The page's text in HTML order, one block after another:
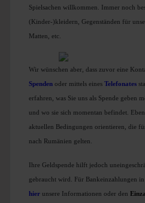
Spielsachen willkommen. Immer noch
(Kinder-)kleidern, Gegenständen für
Matten, etc.
Wir wünschen aber, dass zuvor eine
Spenden oder mittels eines Telefonates
erfahren, was Sie uns als Spende geben
und wo sie sich momentan befindet.
aktuellen Bedingungen orientieren, die
nach Rumänien gelten.
Ihre Geldspende hilft jedoch
gebraucht wird. Für Bankeinzahlungen
hier unsere Informationen oder den